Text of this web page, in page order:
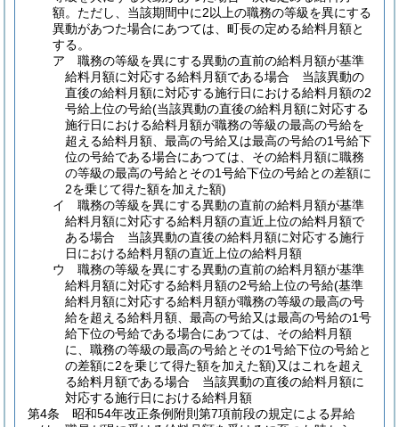
額。 ただし、当該期間中に2以上の職務の等級を異にする
異動があつた場合にあつては、町長の定める給料月額と
する。
ア
職務の等級を異にする異動の直前の給料月額が基準
給料月額に対応する給料月額である場合 当該異動の
直後の給料月額に対応する施行日における給料月額の2
号給上位の号給(当該異動の直後の給料月額に対応する
施行日における給料月額が職務の等級の最高の号給を
超える給料月額、最高の号給又は最高の号給の1号給下
位の号給である場合にあつては、その給料月額に職務
の等級の最高の号給とその1号給下位の号給との差額に
2を乗じて得た額を加えた額)
イ
職務の等級を異にする異動の直前の給料月額が基準
給料月額に対応する給料月額の直近上位の給料月額で
ある場合 当該異動の直後の給料月額に対応する施行
日における給料月額の直近上位の給料月額
ウ
職務の等級を異にする異動の直前の給料月額が基準
給料月額に対応する給料月額の2号給上位の号給(基準
給料月額に対応する給料月額が職務の等級の最高の号
給を超える給料月額、最高の号給又は最高の号給の1号
給下位の号給である場合にあつては、その給料月額
に、職務の等級の最高の号給とその1号給下位の号給と
の差額に2を乗じて得た額を加えた額)又はこれを超え
る給料月額である場合 当該異動の直後の給料月額に
対応する施行日における給料月額
第4条
昭和54年改正条例附則第7項前段の規定による昇給